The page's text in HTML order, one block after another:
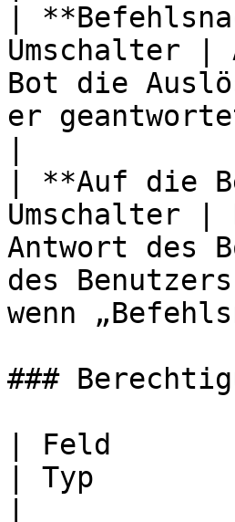
|
Umschalter
Bot die
er
| **Auf die
Antwort des
des
wenn
###
| Feld
| Typ